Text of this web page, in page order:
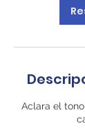
Aclara el